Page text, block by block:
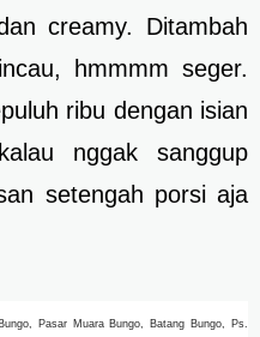
creamy. Ditambah
hmmmm seger.
ribu dengan isian
nggak sanggup
setengah porsi aja
Pasar Muara Bungo, Batang Bungo, Ps.